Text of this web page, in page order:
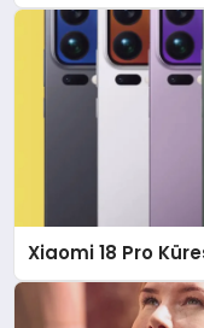
Xiaomi 18 Pro